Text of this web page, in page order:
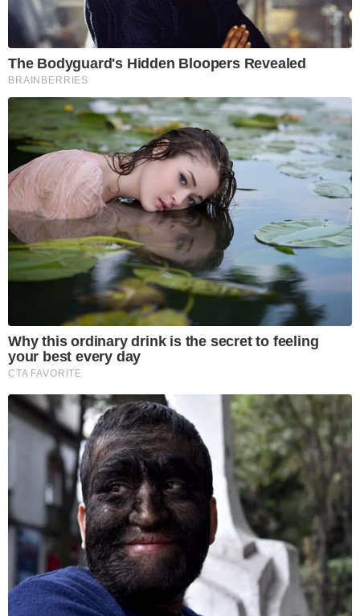
The Bodyguard's Hidden Bloopers Revealed
BRAINBERRIES
Why this ordinary drink is the secret to feeling
your best every day
CTA FAVORITE